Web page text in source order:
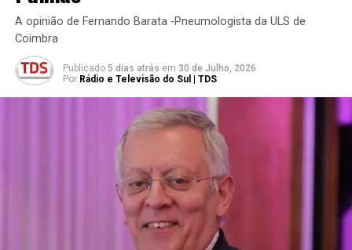
A opinião de Fernando Barata -Pneumologista da ULS de
Coimbra
Publicado 5 dias atrás em 30 de Julho, 2026
Por Rádio e Televisão do Sul | TDS